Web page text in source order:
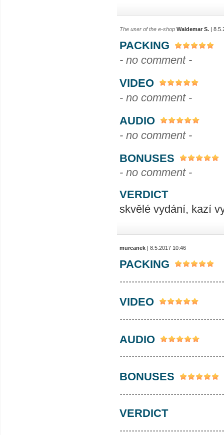
The user of the e-shop Waldemar S. |
PACKING
- no comment -
VIDEO
- no comment -
AUDIO
- no comment -
BONUSES
- no comment -
VERDICT
skvělé vydání, kazí
murcanek | 8.5.2017 10:46
PACKING
VIDEO
AUDIO
BONUSES
VERDICT